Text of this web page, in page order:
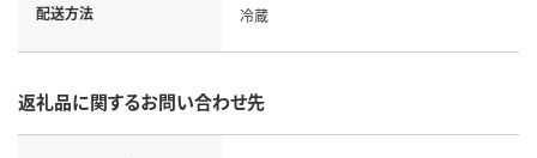
配送方法 冷蔵
返礼品に関するお問い合わせ先